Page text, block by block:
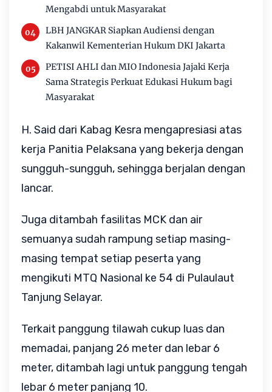
Mengabdi untuk Masyarakat
LBH JANGKAR Siapkan Audiensi dengan
Kakanwil Kementerian Hukum DKI Jakarta
PETISI AHLI dan MIO Indonesia Jajaki Kerja
Sama Strategis Perkuat Edukasi Hukum bagi
Masyarakat
H. Said dari Kabag Kesra mengapresiasi atas
kerja Panitia Pelaksana yang bekerja dengan
sungguh-sungguh, sehingga berjalan dengan
lancar.
Juga ditambah fasilitas MCK dan air
semuanya sudah rampung setiap masing-
masing tempat setiap peserta yang
mengikuti MTQ Nasional ke 54 di Pulaulaut
Tanjung Selayar.
Terkait panggung tilawah cukup luas dan
memadai, panjang 26 meter dan lebar 6
meter, ditambah lagi untuk panggung tengah
lebar 6 meter panjang 10.